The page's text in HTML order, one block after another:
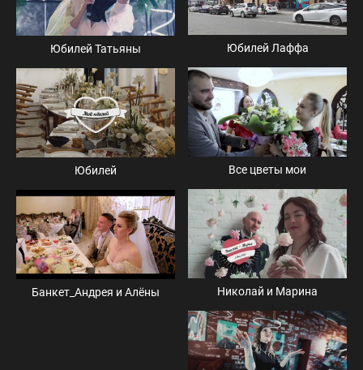
Юбилей Татьяны Юбилей Лаффа
Все цветы мои
Юбилей
Николай и Марина
Банкет_Андрея и Алёны